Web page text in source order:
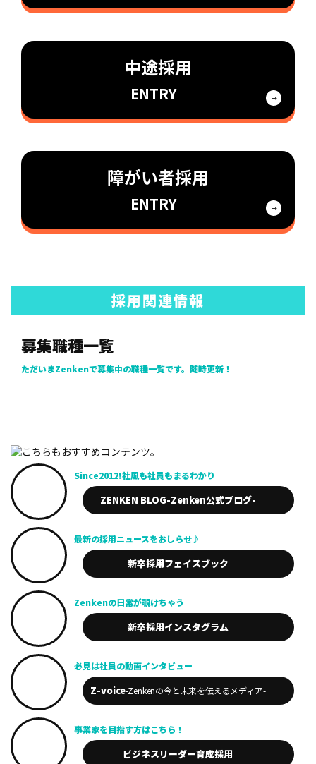
中途採用
ENTRY
障がい者採用
ENTRY
採用関連情報
募集職種一覧
ただいまZenkenで募集中の職種一覧です。随時更新！
Since2012!社風も社員もまるわかり
ZENKEN BLOG-Zenken公式ブログ-
最新の採用ニュースをおしらせ♪
新卒採用フェイスブック
Zenkenの日常が覗けちゃう
新卒採用インスタグラム
必見は社員の動画インタビュー
Z-voice-Zenkenの今と未来を伝えるメディア-
事業家を目指す方はこちら！
ビジネスリーダー育成採用